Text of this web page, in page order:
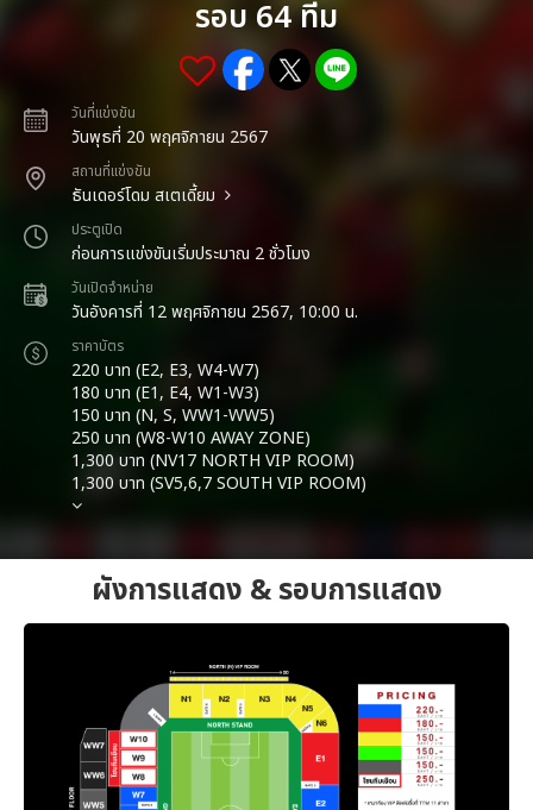
รอบ 64 ทีม
วันที่แข่งขัน
วันพุธที่ 20 พฤศจิกายน 2567
สถานที่แข่งขัน
ธันเดอร์โดม สเตเดี้ยม
ประตูเปิด
ก่อนการแข่งขันเริ่มประมาณ 2 ชั่วโมง
วันเปิดจำหน่าย
วันอังคารที่ 12 พฤศจิกายน 2567, 10:00 น.
ราคาบัตร
220 บาท (E2, E3, W4-W7)
180 บาท (E1, E4, W1-W3)
150 บาท (N, S, WW1-WW5)
250 บาท (W8-W10 AWAY ZONE)
1,300 บาท (NV17 NORTH VIP ROOM)
1,300 บาท (SV5,6,7 SOUTH VIP ROOM)
ผังการแสดง & รอบการแสดง